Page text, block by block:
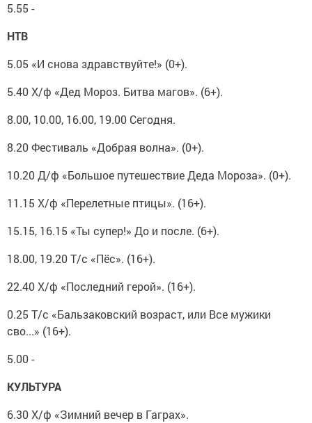
5.55 -
НТВ
5.05 «И снова здравствуйте!» (0+).
5.40 Х/ф «Дед Мороз. Битва магов». (6+).
8.00, 10.00, 16.00, 19.00 Сегодня.
8.20 Фестиваль «Добрая волна». (0+).
10.20 Д/ф «Большое путешествие Деда Мороза». (0+).
11.15 Х/ф «Перелетные птицы». (16+).
15.15, 16.15 «Ты супер!» До и после. (6+).
18.00, 19.20 Т/с «Пёс». (16+).
22.40 Х/ф «Последний герой». (16+).
0.25 Т/с «Бальзаковский возраст, или Все мужики
сво...» (16+).
5.00 -
КУЛЬТУРА
6.30 Х/ф «Зимний вечер в Гаграх».